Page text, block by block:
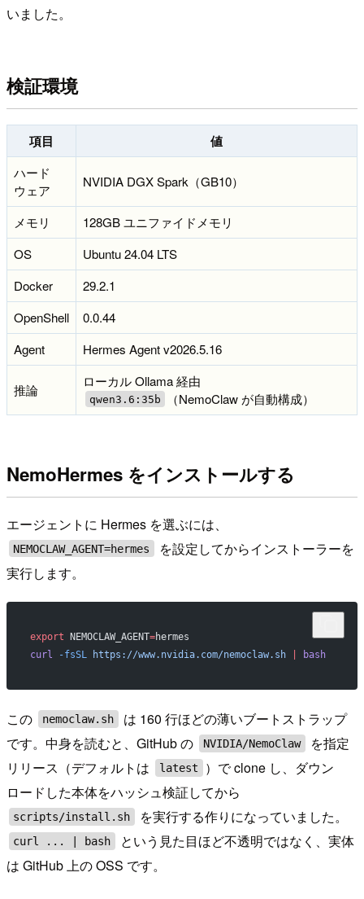
いました。
検証環境
項目 値
ハード
ウェア
NVIDIA DGX Spark（GB10）
メモリ
128GB ユニファイドメモリ
OS
Ubuntu 24.04 LTS
Docker
29.2.1
OpenShell
0.0.44
Agent
Hermes Agent v2026.5.16
推論
ローカル Ollama 経由
qwen3.6:35b （NemoClaw が自動構成）
NemoHermes をインストールする
エージェントに Hermes を選ぶには、
NEMOCLAW_AGENT=hermes
を設定してからインストーラーを
実行します。
export NEMOCLAW_AGENT=hermes
curl -fsSL https://www.nvidia.com/nemoclaw.sh | bash
この nemoclaw.sh
は 160 行ほどの薄いブートストラップ
です。中身を読むと、GitHub の
NVIDIA/NemoClaw
を指定
リリース（デフォルトは
latest
）で clone し、ダウン
ロードした本体をハッシュ検証してから
scripts/install.sh を実行する作りになっていました。
curl ... | bash
という見た目ほど不透明ではなく、実体
は GitHub 上の OSS です。